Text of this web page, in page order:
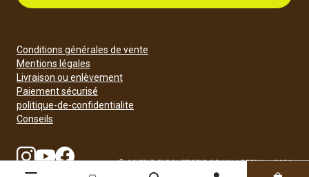
Conditions générales de vente
Mentions légales
Livraison ou enlèvement
Paiement sécurisé
politique-de-confidentialite
Conseils
© SCIERIE PARQUETERIE DE VALLEREUIL - 2026